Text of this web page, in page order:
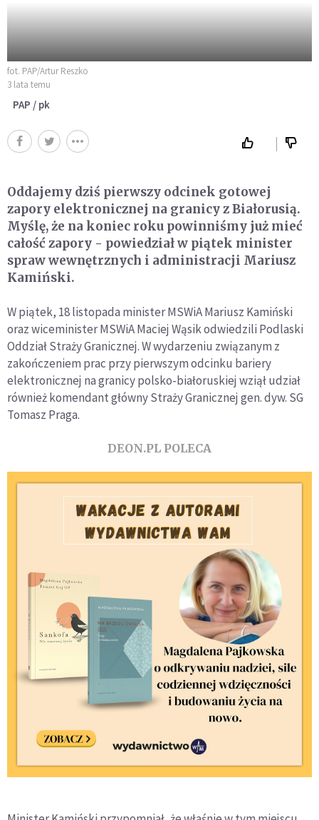
fot. PAP/Artur Reszko
3 lata temu
PAP / pk
Oddajemy dziś pierwszy odcinek gotowej
zapory elektronicznej na granicy z Białorusią.
Myślę, że na koniec roku powinniśmy już mieć
całość zapory - powiedział w piątek minister
spraw wewnętrznych i administracji Mariusz
Kamiński.
W piątek, 18 listopada minister MSWiA Mariusz Kamiński
oraz wiceminister MSWiA Maciej Wąsik odwiedzili Podlaski
Oddział Straży Granicznej. W wydarzeniu związanym z
zakończeniem prac przy pierwszym odcinku bariery
elektronicznej na granicy polsko-białoruskiej wziął udział
również komendant główny Straży Granicznej gen. dyw. SG
Tomasz Praga.
DEON.PL POLECA